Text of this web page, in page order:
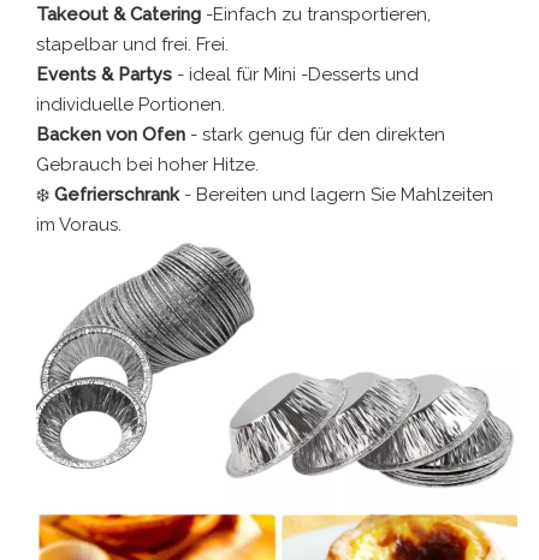
Takeout & Catering -Einfach zu transportieren,
stapelbar und frei. Frei.
Events & Partys - ideal für Mini -Desserts und
individuelle Portionen.
Backen von Ofen - stark genug für den direkten
Gebrauch bei hoher Hitze.
❄️ Gefrierschrank - Bereiten und lagern Sie Mahlzeiten
im Voraus.